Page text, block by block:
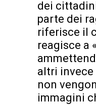
dei
parte dei
riferisce il
reagisce a
altri
non
immagini